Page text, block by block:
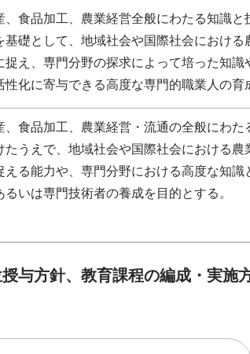
、食品加工、農業経営全般にわたる知識と
基礎として、地域社会や国際社会における
捉え、専門分野の探求によって培った知識
性化に寄与できる高度な専門的職業人の育
、食品加工、農業経営・流通の全般にわた
たうえで、地域社会や国際社会における農
える能力や、専門分野における高度な知識
るいは専門技術者の養成を目的とする。
与方針、教育課程の編成・実施